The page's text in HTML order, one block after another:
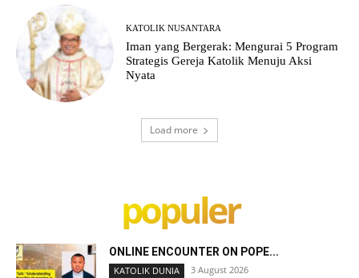
KATOLIK NUSANTARA
Iman yang Bergerak: Mengurai 5 Program
Strategis Gereja Katolik Menuju Aksi
Nyata
Load more
populer
ONLINE ENCOUNTER ON POPE...
KATOLIK DUNIA 3 August 2026